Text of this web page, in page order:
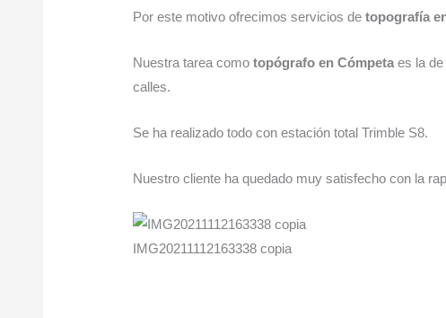
Por este motivo ofrecimos servicios detopografía
Nuestra tarea comotopógrafo en Cómpeta es la
calles.
Se ha realizado todo con estación total Trimble S8.
Nuestro cliente ha quedado muy satisfecho con la
IMG20211112163338 copia